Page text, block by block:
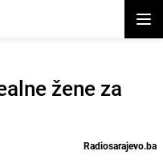
žene za
Radiosarajevo.ba